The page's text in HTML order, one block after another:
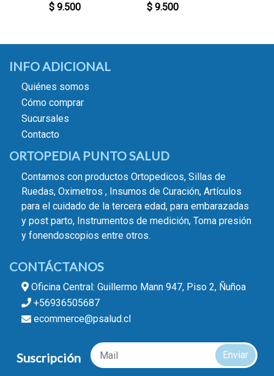
$ 9.500 $ 9.500
INFO ADICIONAL
Quiénes somos
Cómo comprar
Sucursales
Contacto
ORTOPEDIA PUNTO SALUD
Contamos con productos Ortopedicos, Sillas de
Ruedas, Oximetros , Insumos de Curación, Artículos
para el cuidado de la tercera edad, para embarazadas
y post parto, Instrumentos de medición, Toma presión
y fonendoscopios entre otros.
CONTÁCTANOS
Oficina Central: Guillermo Mann 947, Piso 2, Ñuñoa
+56936505687
ecommerce@psalud.cl
Suscripción Enviar